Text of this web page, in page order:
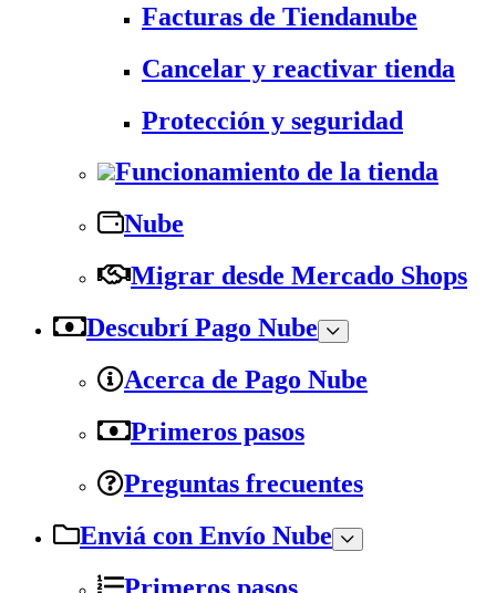
Facturas de Tiendanube
Cancelar y reactivar tienda
Protección y seguridad
Funcionamiento de la tienda
Nube
Migrar desde Mercado Shops
Descubrí Pago Nube
Acerca de Pago Nube
Primeros pasos
Preguntas frecuentes
Enviá con Envío Nube
Primeros pasos